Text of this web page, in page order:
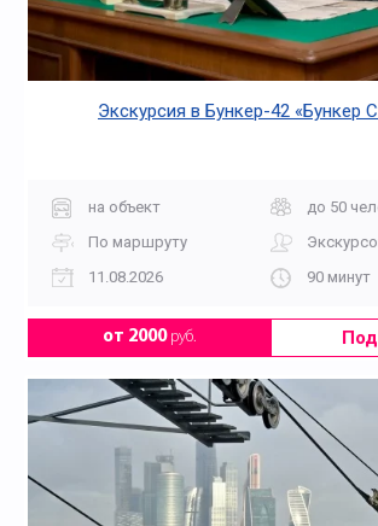
Экскурсия в Бункер-42 «Бункер
на объект
до 50
По маршруту
11.08.2026
90 минут
от 2000руб.